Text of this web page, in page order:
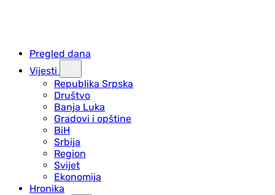
Pregled dana
Vijesti
Republika Srpska
Društvo
Banja Luka
Gradovi i opštine
BiH
Srbija
Region
Svijet
Ekonomija
Hronika